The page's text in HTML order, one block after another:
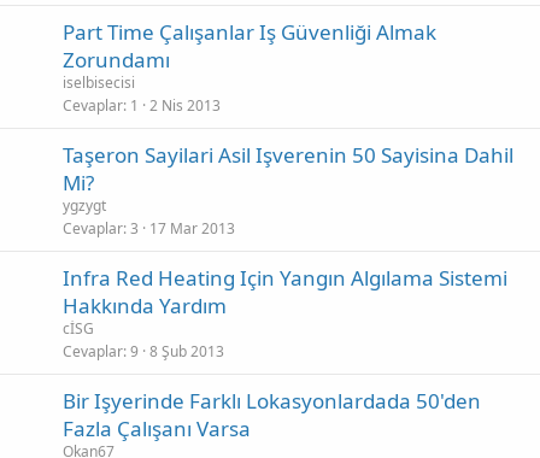
Part Time Çalışanlar Iş Güvenliği Almak
Zorundamı
iselbisecisi
Cevaplar 1 2 Nis 2013
Taşeron Sayilari Asil Işverenin 50 Sayisina Dahil
Mi?
ygzygt
Cevaplar 3 17 Mar 2013
Infra Red Heating Için Yangın Algılama Sistemi
Hakkında Yardım
cİSG
Cevaplar 9 8 Şub 2013
Bir Işyerinde Farklı Lokasyonlardada 50'den
Fazla Çalışanı Varsa
Okan67